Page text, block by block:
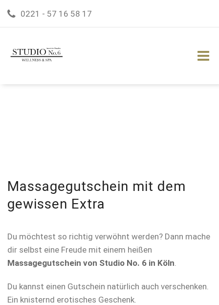
0221 - 57 16 58 17
Massagegutschein mit dem
gewissen Extra
Du möchtest so richtig verwöhnt werden? Dann mache
dir selbst eine Freude mit einem heißen
Massagegutschein von Studio No. 6 in Köln
Du kannst einen Gutschein natürlich auch verschenken.
Ein knisternd erotisches Geschenk.